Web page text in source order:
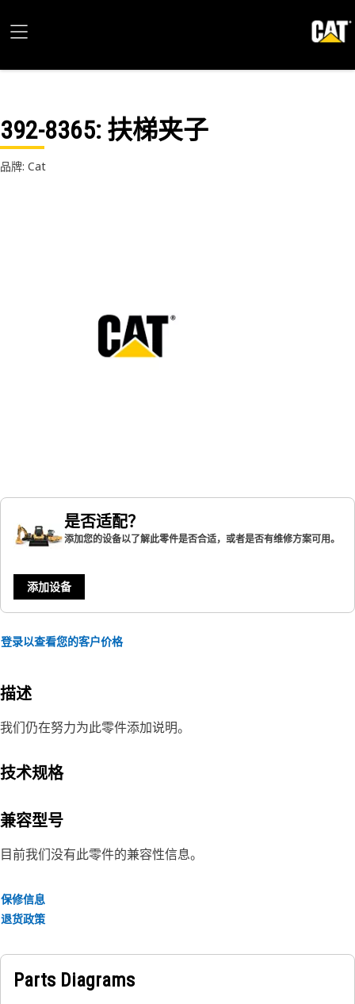
392-8365: 扶梯夹子
品牌: Cat
是否适配？
添加您的设备以了解此零件是否合适，或者是否有维修方案可用。
添加设备
登录以查看您的客户价格
描述
我们仍在努力为此零件添加说明。
技术规格
兼容型号
目前我们没有此零件的兼容性信息。
保修信息
退货政策
Parts Diagrams